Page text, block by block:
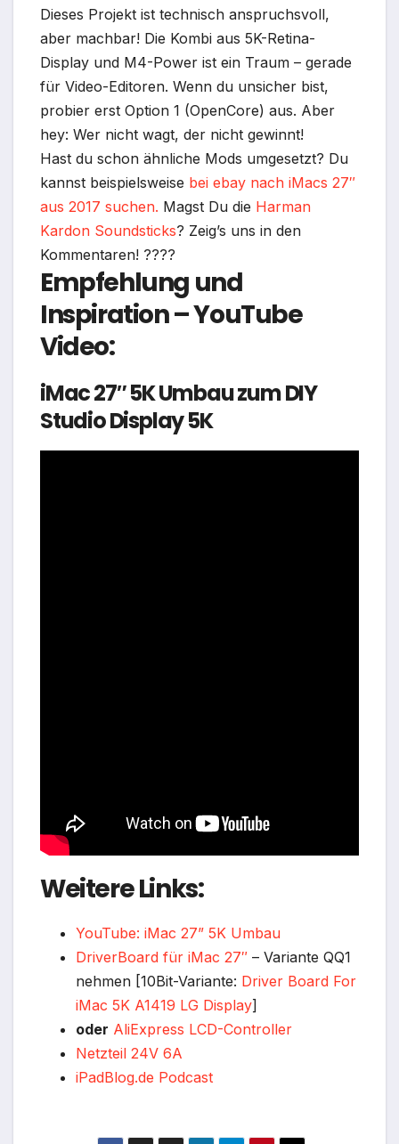
Dieses Projekt ist technisch anspruchsvoll,
aber machbar! Die Kombi aus 5K-Retina-
Display und M4-Power ist ein Traum – gerade
für Video-Editoren. Wenn du unsicher bist,
probier erst Option 1 (OpenCore) aus. Aber
hey: Wer nicht wagt, der nicht gewinnt!
Hast du schon ähnliche Mods umgesetzt? Du
kannst beispielsweise bei ebay nach iMacs 27″
aus 2017 suchen. Magst Du die Harman
Kardon Soundsticks? Zeig’s uns in den
Kommentaren! ????
Empfehlung und
Inspiration – YouTube
Video:
iMac 27″ 5K Umbau zum DIY
Studio Display 5K
Weitere Links:
YouTube: iMac 27” 5K Umbau
DriverBoard für iMac 27″ – Variante QQ1
nehmen [10Bit-Variante: Driver Board For
iMac 5K A1419 LG Display]
oder AliExpress LCD-Controller
Netzteil 24V 6A
iPadBlog.de Podcast